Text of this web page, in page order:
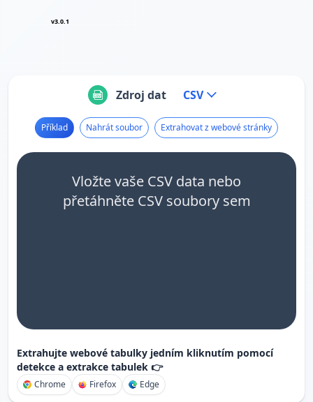
v3.0.1
Zdroj dat CSV
Příklad Nahrát soubor Extrahovat z webové stránky
Vložte vaše CSV data nebo
přetáhněte CSV soubory sem
Extrahujte webové tabulky jedním kliknutím pomocí
detekce a extrakce tabulek 👉
Chrome Firefox Edge